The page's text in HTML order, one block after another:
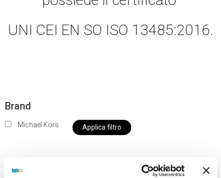
UNI CEI EN SO ISO 13485:2016.
Brand
Michael Kors Applica filtro